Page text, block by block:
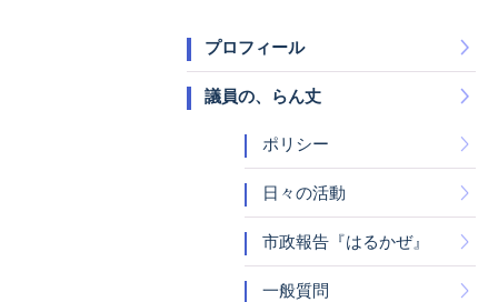
プロフィール
議員の、らん丈
ポリシー
日々の活動
市政報告『はるかぜ』
一般質問